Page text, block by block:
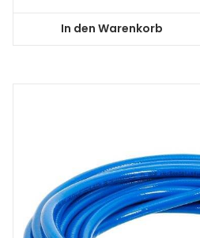
In den Warenkorb